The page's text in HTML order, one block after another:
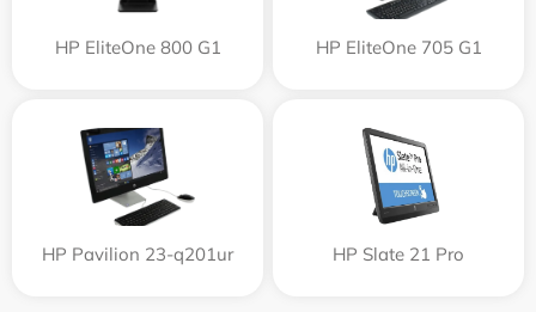
HP EliteOne 800 G1 HP EliteOne 705 G1
HP Pavilion 23-q201ur HP Slate 21 Pro